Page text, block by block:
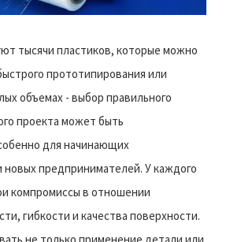
тысячи пластиков, которые можно
прототипирования или
объемах - выбор правильного
проекта может быть
для начинающих
новых предпринимателей. У каждого
компромиссы в отношении
гибкости и качества поверхности.